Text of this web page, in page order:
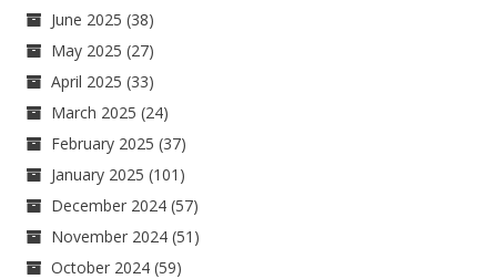
June 2025 (38)
May 2025 (27)
April 2025 (33)
March 2025 (24)
February 2025 (37)
January 2025 (101)
December 2024 (57)
November 2024 (51)
October 2024 (59)